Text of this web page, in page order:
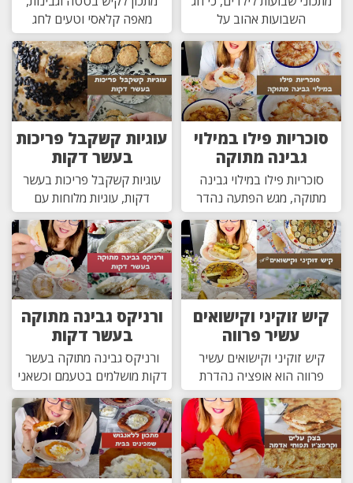
השבועות אהוב על
מאפה קלאסי וטעים לחג
סוכריות פילו במילוי
גבינה מתוקה
סוכריות פילו במילוי גבינה
מתוקה, מגש הפתעה נהדר
עוגיות קשקבל פריכות
בעשר דקות
עוגיות קשקבל פריכות בעשר
דקות, עוגיות מלוחות עם
קיש זוקיני וקישואים
עשיר פרווה
קיש זוקיני וקישואים עשיר
פרווה הוא אופציה נהדרת
ורניקס גבינה מתוקה
בעשר דקות
ורניקס גבינה מתוקה בעשר
דקות מושלמים בטעמם וכשאני